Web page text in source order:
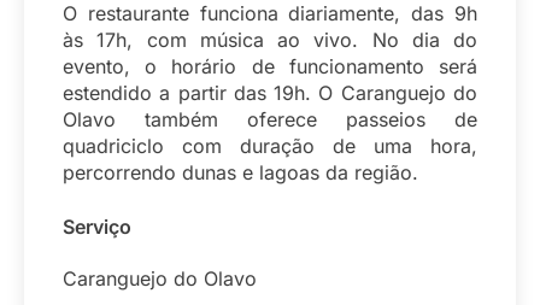
O restaurante funciona diariamente, das 9h
às 17h, com música ao vivo. No dia do
evento, o horário de funcionamento será
estendido a partir das 19h. O Caranguejo do
Olavo também oferece passeios de
quadriciclo com duração de uma hora,
percorrendo dunas e lagoas da região.
Serviço
Caranguejo do Olavo